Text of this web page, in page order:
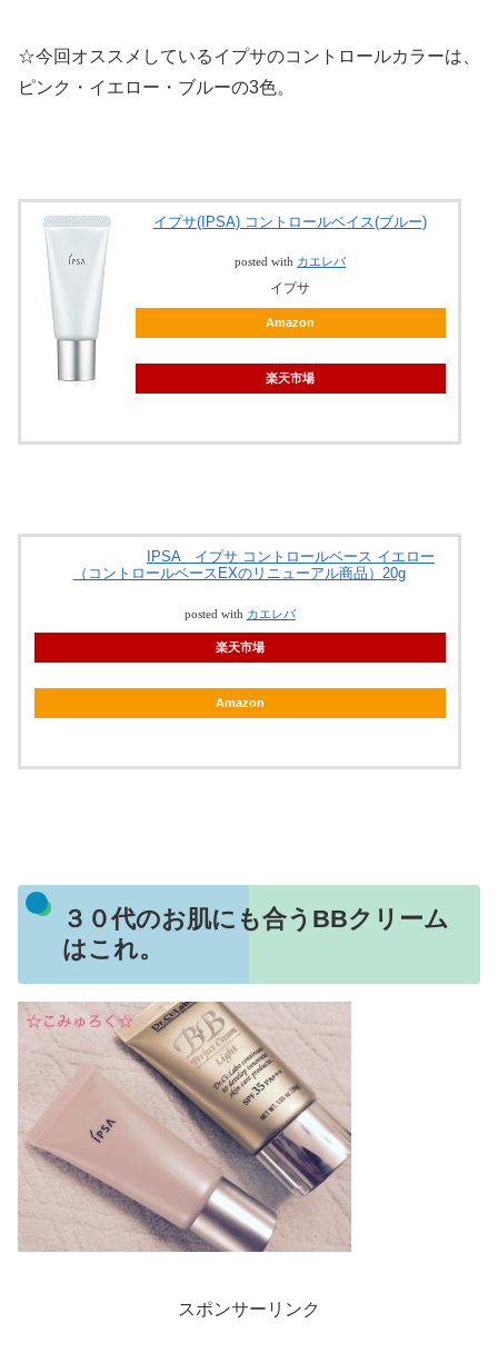
☆今回オススメしているイプサのコントロールカラーは、
ピンク・イエロー・ブルーの3色。
イプサ(IPSA) コントロールベイス(ブルー)
posted with カエレバ
イプサ
Amazon
楽天市場
IPSA イプサ コントロールベース イエロー
（コントロールベースEXのリニューアル商品）20g
posted with カエレバ
楽天市場
Amazon
３０代のお肌にも合うBBクリーム
はこれ。
スポンサーリンク